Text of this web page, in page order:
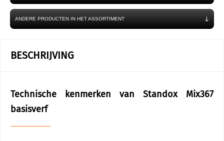
ANDERE PRODUCTEN IN HET ASSORTIMENT
BESCHRIJVING
Technische kenmerken van Standox Mix367
basisverf